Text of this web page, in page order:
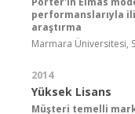
performanslarıyla
araştırma
Marmara Üniversitesi,
2014
Yüksek Lisans
Müşteri temelli